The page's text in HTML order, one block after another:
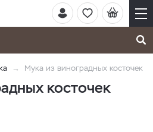
Мука из виноградных косточек
косточек